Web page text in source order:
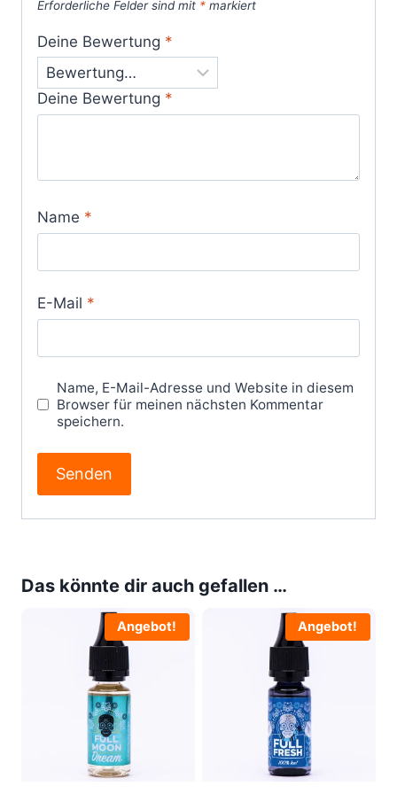
Erforderliche Felder sind mit * markiert
Deine Bewertung *
Deine Bewertung *
Name *
E-Mail *
Name, E-Mail-Adresse und Website in diesem
Browser für meinen nächsten Kommentar
speichern.
Das könnte dir auch gefallen …
Angebot! Angebot!